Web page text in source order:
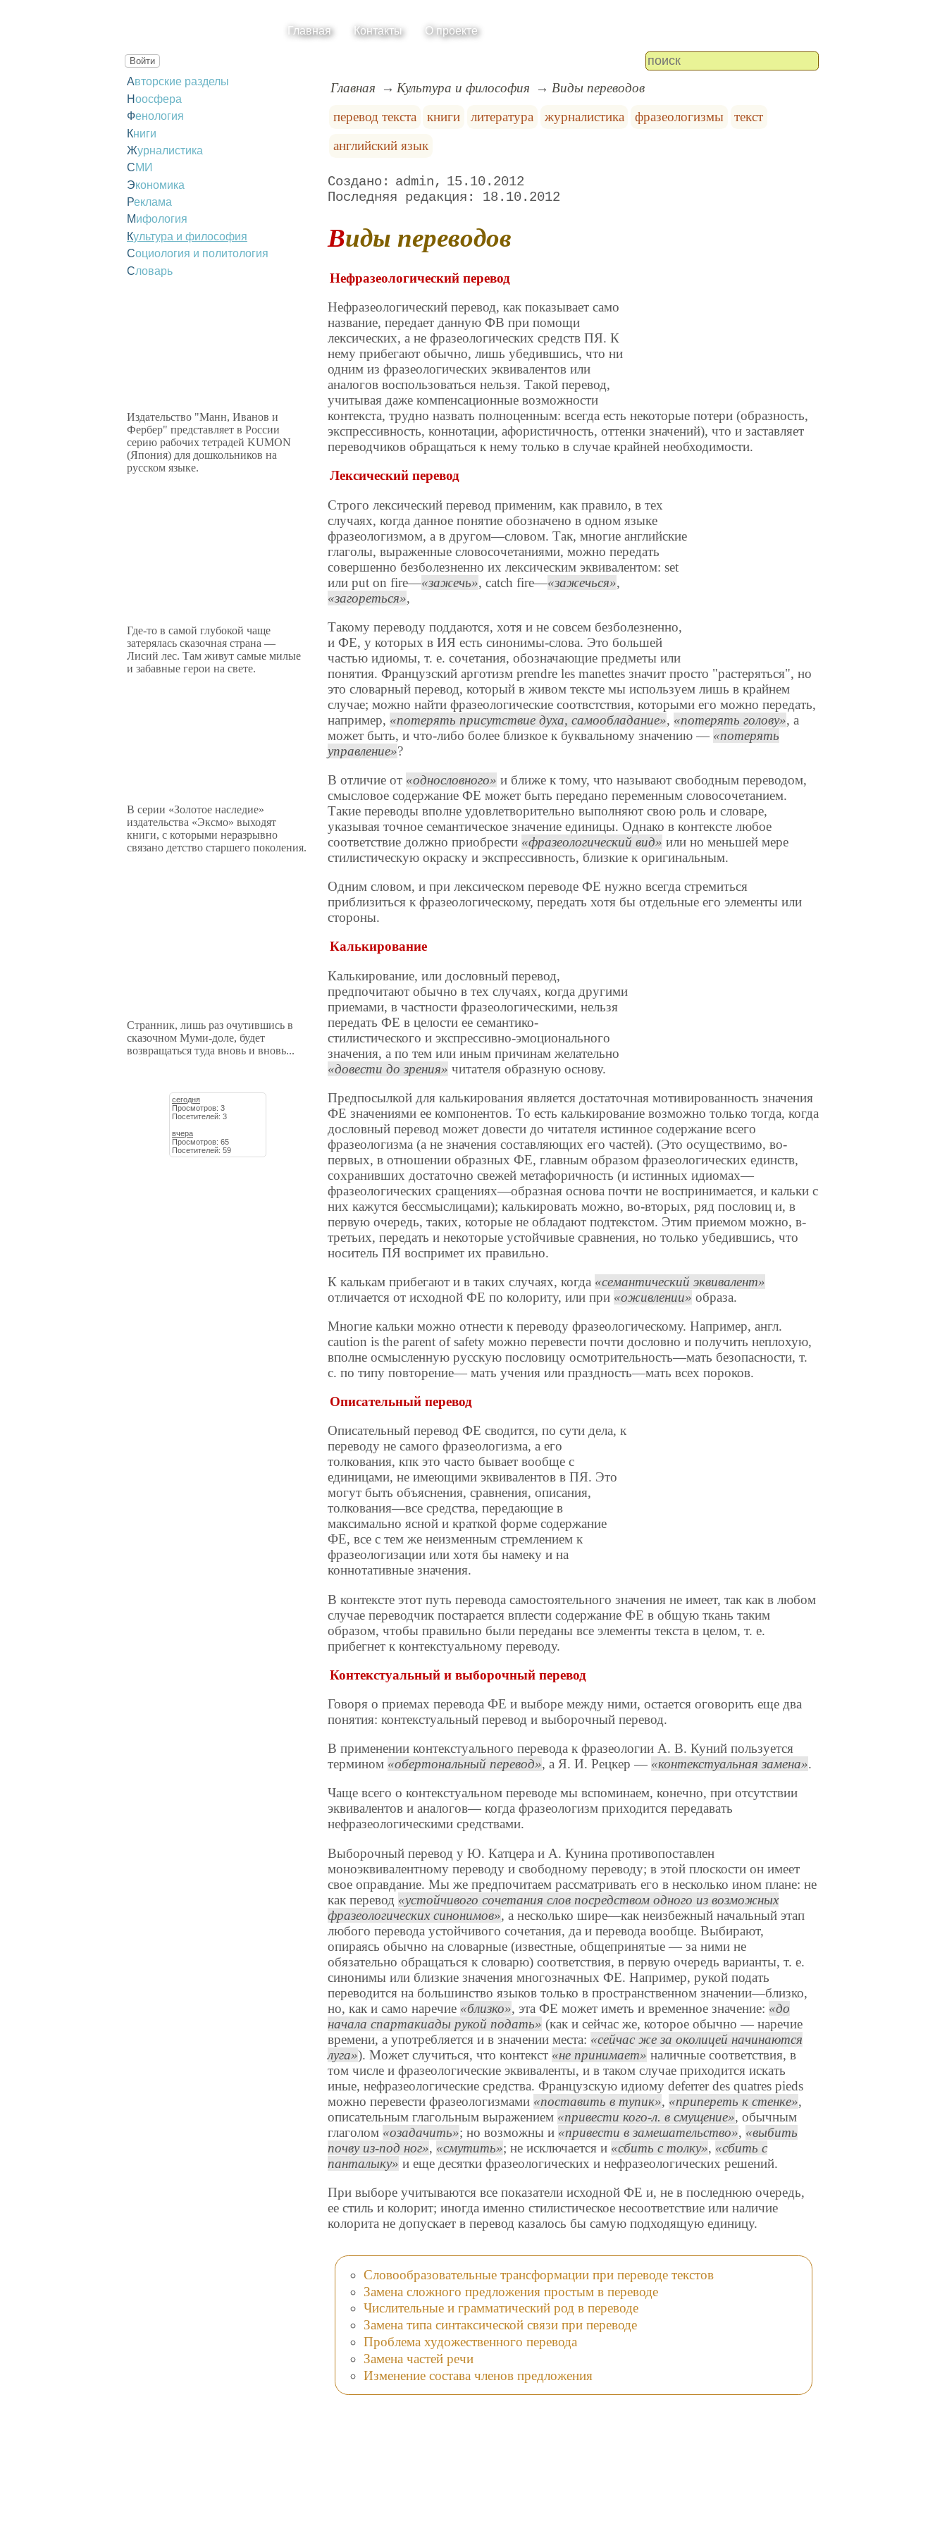
Главная Контакты О проекте
Войти
Авторские разделы
Ноосфера
Фенология
Книги
Журналистика
СМИ
Экономика
Реклама
Мифология
Культура и философия
Социология и политология
Словарь
Издательство "Манн, Иванов и
Фербер" представляет в России
серию рабочих тетрадей KUMON
(Япония) для дошкольников на
русском языке.
Где-то в самой глубокой чаще
затерялась сказочная страна —
Лисий лес. Там живут самые милые
и забавные герои на свете.
В серии «Золотое наследие»
издательства «Эксмо» выходят
книги, с которыми неразрывно
связано детство старшего поколения.
Странник, лишь раз очутившись в
сказочном Муми-доле, будет
возвращаться туда вновь и вновь...
сегодня
Просмотров: 3
Посетителей: 3
вчера
Просмотров: 65
Посетителей: 59
Главная Культура и философия
Виды переводов
перевод текста
книги литература журналистика фразеологизмы
текст
английский язык
admin
15.10.2012
18.10.2012
Виды переводов
Нефразеологический перевод
Нефразеологический перевод, как показывает само
название, передает данную ФВ при помощи
лексических, а не фразеологических средств ПЯ. К
нему прибегают обычно, лишь убедившись, что ни
одним из фразеологических эквивалентов или
аналогов воспользоваться нельзя. Такой перевод,
учитывая даже компенсационные возможности
контекста, трудно назвать полноценным: всегда есть некоторые потери (образность,
экспрессивность, коннотации, афористичность, оттенки значений), что и заставляет
переводчиков обращаться к нему только в случае крайней необходимости.
Лексический перевод
Строго лексический перевод применим, как правило, в тех
случаях, когда данное понятие обозначено в одном языке
фразеологизмом, а в другом—словом. Так, многие английские
глаголы, выраженные словосочетаниями, можно передать
совершенно безболезненно их лексическим эквивалентом: set
или put on fire— зажечь , catch fire— зажечься ,
загореться ,
Такому переводу поддаются, хотя и не совсем безболезненно,
и ФЕ, у которых в ИЯ есть синонимы-слова. Это большей
частью идиомы, т. е. сочетания, обозначающие предметы или
понятия. Французский арготизм prendre les manettes значит просто "растеряться", но
это словарный перевод, который в живом тексте мы используем лишь в крайнем
случае; можно найти фразеологические соотвстствия, которыми его можно передать,
например,
потерять присутствие духа, самообладание , потерять голову , а
может быть, и что-либо более близкое к буквальному значению —
потерять
управление ?
В отличие от
однословного
и ближе к тому, что называют свободным переводом,
смысловое содержание ФЕ может быть передано переменным словосочетанием.
Такие переводы вполне удовлетворительно выполняют свою роль и словаре,
указывая точное семантическое значение единицы. Однако в контексте любое
соответствие должно приобрести
фразеологический вид
или но меньшей мере
стилистическую окраску и экспрессивность, близкие к оригинальным.
Одним словом, и при лексическом переводе ФЕ нужно всегда стремиться
приблизиться к фразеологическому, передать хотя бы отдельные его элементы или
стороны.
Калькирование
Калькирование, или дословный перевод,
предпочитают обычно в тех случаях, когда другими
приемами, в частности фразеологическими, нельзя
передать ФЕ в целости ее семантико-
стилистического и экспрессивно-эмоционального
значения, а по тем или иным причинам желательно
довести до зрения
читателя образную основу.
Предпосылкой для калькирования является достаточная мотивированность значения
ФЕ значениями ее компонентов. То есть калькирование возможно только тогда, когда
дословный перевод может довести до читателя истинное содержание всего
фразеологизма (а не значения составляющих его частей). (Это осуществимо, во-
первых, в отношении образных ФЕ, главным образом фразеологических единств,
сохранивших достаточно свежей метафоричность (и истинных идиомах—
фразеологических сращениях—образная основа почти не воспринимается, и кальки с
них кажутся бессмыслицами); калькировать можно, во-вторых, ряд пословиц и, в
первую очередь, таких, которые не обладают подтекстом. Этим приемом можно, в-
третьих, передать и некоторые устойчивые сравнения, но только убедившись, что
носитель ПЯ воспримет их правильно.
К калькам прибегают и в таких случаях, когда
семантический эквивалент
отличается от исходной ФЕ по колориту, или при
оживлении
образа.
Многие кальки можно отнести к переводу фразеологическому. Например, англ.
caution is the parent of safety можно перевести почти дословно и получить неплохую,
вполне осмысленную русскую пословицу осмотрительность—мать безопасности, т.
с. по типу повторение— мать учения или праздность—мать всех пороков.
Описательный перевод
Описательный перевод ФЕ сводится, по сути дела, к
переводу не самого фразеологизма, а его
толкования, кпк это часто бывает вообще с
единицами, не имеющими эквивалентов в ПЯ. Это
могут быть объяснения, сравнения, описания,
толкования—все средства, передающие в
максимально ясной и краткой форме содержание
ФЕ, все с тем же неизменным стремлением к
фразеологизации или хотя бы намеку и на
коннотативные значения.
В контексте этот путь перевода самостоятельного значения не имеет, так как в любом
случае переводчик постарается вплести содержание ФЕ в общую ткань таким
образом, чтобы правильно были переданы все элементы текста в целом, т. е.
прибегнет к контекстуальному переводу.
Контекстуальный и выборочный перевод
Говоря о приемах перевода ФЕ и выборе между ними, остается оговорить еще два
понятия: контекстуальный перевод и выборочный перевод.
В применении контекстуального перевода к фразеологии А. В. Куний пользуется
термином
обертональный перевод , а Я. И. Рецкер — контекстуальная замена .
Чаще всего о контекстуальном переводе мы вспоминаем, конечно, при отсутствии
эквивалентов и аналогов— когда фразеологизм приходится передавать
нефразеологическими средствами.
Выборочный перевод у Ю. Катцера и А. Кунина противопоставлен
моноэквивалентному переводу и свободному переводу; в этой плоскости он имеет
свое оправдание. Мы же предпочитаем рассматривать его в несколько ином плане: не
как перевод
устойчивого сочетания слов посредством одного из возможных
фразеологических синонимов , а несколько шире—как неизбежный начальный этап
любого перевода устойчивого сочетания, да и перевода вообще. Выбирают,
опираясь обычно на словарные (известные, общепринятые — за ними не
обязательно обращаться к словарю) соответствия, в первую очередь варианты, т. е.
синонимы или близкие значения многозначных ФЕ. Например, рукой подать
переводится на большинство языков только в пространственном значении—близко,
но, как и само наречие
близко , эта ФЕ может иметь и временное значение:
до
начала спартакиады рукой подать
(как и сейчас же, которое обычно — наречие
времени, а употребляется и в значении места:
сейчас же за околицей начинаются
луга ). Может случиться, что контекст не принимает
наличные соответствия, в
том числе и фразеологические эквиваленты, и в таком случае приходится искать
иные, нефразеологические средства. Французскую идиому deferrer des quatres pieds
можно перевести фразеологизмами
поставить в тупик , припереть к стенке ,
описательным глагольным выражением
привести кого-л. в смущение , обычным
глаголом
озадачить ; но возможны и привести в замешательство ,
выбить
почву из-под ног , смутить ; не исключается и сбить с толку ,
сбить с
панталыку
и еще десятки фразеологических и нефразеологических решений.
При выборе учитываются все показатели исходной ФЕ и, не в последнюю очередь,
ее стиль и колорит; иногда именно стилистическое несоответствие или наличие
колорита не допускает в перевод казалось бы самую подходящую единицу.
Словообразовательные трансформации при переводе текстов
Замена сложного предложения простым в переводе
Числительные и грамматический род в переводе
Замена типа синтаксической связи при переводе
Проблема художественного перевода
Замена частей речи
Изменение состава членов предложения